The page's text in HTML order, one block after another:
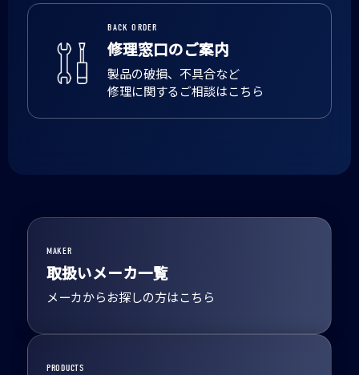
BACK ORDER
修理窓口のご案内
製品の破損、不具合など
修理に関するご相談はこちら
MAKER
取扱いメーカ一覧
メーカからお探しの方はこちら
PRODUCTS